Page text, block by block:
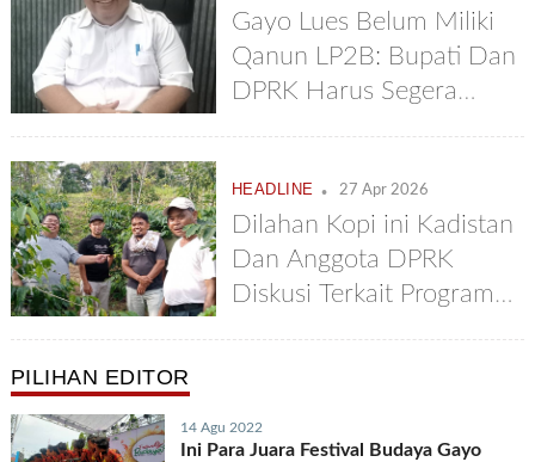
Gayo Lues Belum Miliki
Qanun LP2B: Bupati Dan
DPRK Harus Segera
HEADLINE . 27 Apr 2026
Dilahan Kopi ini Kadistan
Dan Anggota DPRK
Diskusi Terkait Program
PILIHAN EDITOR
14 Agu 2022
Ini Para Juara Festival Budaya Gayo